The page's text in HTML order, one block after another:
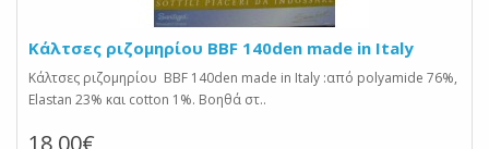
Κάλτσες ριζομηρίου BBF 140den made in Italy
Κάλτσες ριζομηρίου BBF 140den made in Italy :από polyamide 76%,
Elastan 23% και cotton 1%. Βοηθά στ..
18,00€